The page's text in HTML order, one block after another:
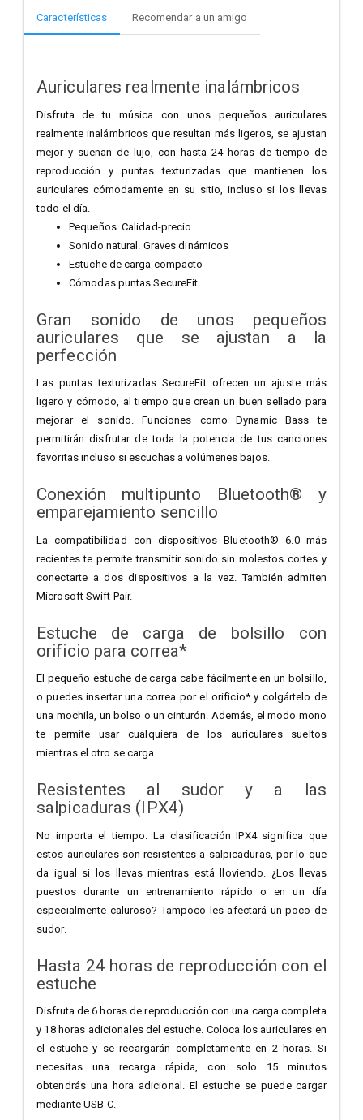
Características Recomendar a un amigo
Auriculares realmente inalámbricos
Disfruta de tu música con unos pequeños auriculares
realmente inalámbricos que resultan más ligeros, se ajustan
mejor y suenan de lujo, con hasta 24 horas de tiempo de
reproducción y puntas texturizadas que mantienen los
auriculares cómodamente en su sitio, incluso si los llevas
todo el día.
Pequeños. Calidad-precio
Sonido natural. Graves dinámicos
Estuche de carga compacto
Cómodas puntas SecureFit
Gran sonido de unos pequeños
auriculares que se ajustan a la
perfección
Las puntas texturizadas SecureFit ofrecen un ajuste más
ligero y cómodo, al tiempo que crean un buen sellado para
mejorar el sonido. Funciones como Dynamic Bass te
permitirán disfrutar de toda la potencia de tus canciones
favoritas incluso si escuchas a volúmenes bajos.
Conexión multipunto Bluetooth® y
emparejamiento sencillo
La compatibilidad con dispositivos Bluetooth® 6.0 más
recientes te permite transmitir sonido sin molestos cortes y
conectarte a dos dispositivos a la vez. También admiten
Microsoft Swift Pair.
Estuche de carga de bolsillo con
orificio para correa*
El pequeño estuche de carga cabe fácilmente en un bolsillo,
o puedes insertar una correa por el orificio* y colgártelo de
una mochila, un bolso o un cinturón. Además, el modo mono
te permite usar cualquiera de los auriculares sueltos
mientras el otro se carga.
Resistentes al sudor y a las
salpicaduras (IPX4)
No importa el tiempo. La clasificación IPX4 significa que
estos auriculares son resistentes a salpicaduras, por lo que
da igual si los llevas mientras está lloviendo. ¿Los llevas
puestos durante un entrenamiento rápido o en un día
especialmente caluroso? Tampoco les afectará un poco de
sudor.
Hasta 24 horas de reproducción con el
estuche
Disfruta de 6 horas de reproducción con una carga completa
y 18 horas adicionales del estuche. Coloca los auriculares en
el estuche y se recargarán completamente en 2 horas. Si
necesitas una recarga rápida, con solo 15 minutos
obtendrás una hora adicional. El estuche se puede cargar
mediante USB-C.